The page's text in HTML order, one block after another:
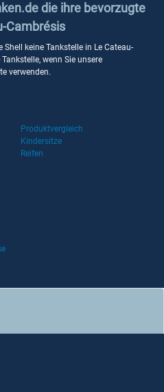
die ihre bevorzugte
Cambrésis
Shell keine Tankstelle in Le Cateau-
wenn Sie unsere
verwenden.
Produktvergleich
Kindersitze
Reifen